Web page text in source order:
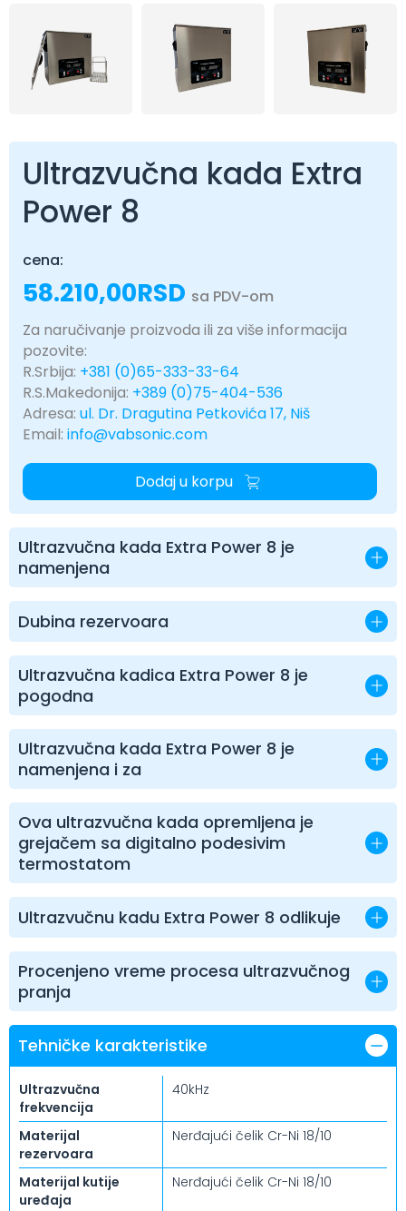
Ultrazvučna kada Extra
Power 8
cena:
58.210,00RSD sa PDV-om
Za naručivanje proizvoda ili za više informacija
pozovite:
R.Srbija: +381 (0)65-333-33-64
R.S.Makedonija: +389 (0)75-404-536
Adresa: ul. Dr. Dragutina Petkovića 17, Niš
Email: info@vabsonic.com
Dodaj u korpu
Ultrazvučna kada Extra Power 8 je
namenjena
Dubina rezervoara
Ultrazvučna kadica Extra Power 8 je
pogodna
Ultrazvučna kada Extra Power 8 je
namenjena i za
Ova ultrazvučna kada opremljena je
grejačem sa digitalno podesivim
termostatom
Ultrazvučnu kadu Extra Power 8 odlikuje
Procenjeno vreme procesa ultrazvučnog
pranja
Tehničke karakteristike
Ultrazvučna
frekvencija
40kHz
Materijal
rezervoara
Nerđajući čelik Cr-Ni 18/10
Materijal kutije
uređaja
Nerđajući čelik Cr-Ni 18/10